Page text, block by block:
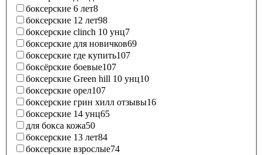
боксерские 6 лет8
боксерские 12 лет98
боксерские clinch 10 унц7
боксерские для новичков69
боксерские где купить107
боксёрские боевые107
боксерские Green hill 10 унц10
боксерские орел107
боксерские грин хилл отзывы16
боксерские 14 унц65
для бокса кожа50
боксерские 13 лет84
боксерские взрослые74